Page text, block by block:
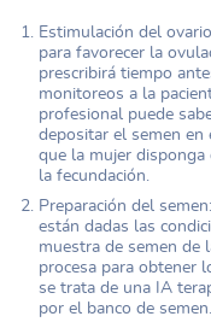
Estimulación del
para favorecer la
prescribirá tiempo
monitoreos a la
profesional puede
depositar el semen en
que la mujer
la fecundación.
Preparación del
están dadas las
muestra de semen de
procesa para obtener
se trata de una IA
por el banco de semen.